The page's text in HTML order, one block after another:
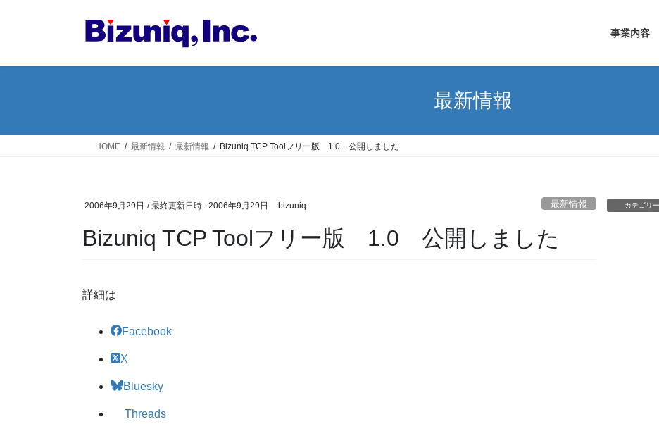
事業内容
最新情報
HOME 最新情報 最新情報 Bizuniq TCP Toolフリー版 1.0 公開しました
2006年9月29日 / 最終更新日時 : 2006年9月29日 bizuniq 最新情報
Bizuniq TCP Toolフリー版 1.0 公開しました
詳細は
Facebook
X
Bluesky
Threads
カテゴリー